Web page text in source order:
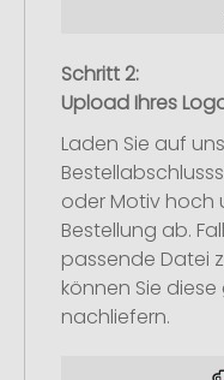
Schritt 2:
Upload Ihres
Laden Sie auf
oder Motiv hoch
Bestellung ab.
passende Datei
können Sie
nachliefern.